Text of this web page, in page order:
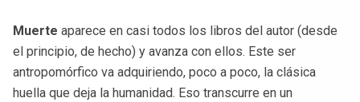
Muerte aparece en casi todos los libros del autor (desde
el principio, de hecho) y avanza con ellos. Este ser
antropomórfico va adquiriendo, poco a poco, la clásica
huella que deja la humanidad. Eso transcurre en un